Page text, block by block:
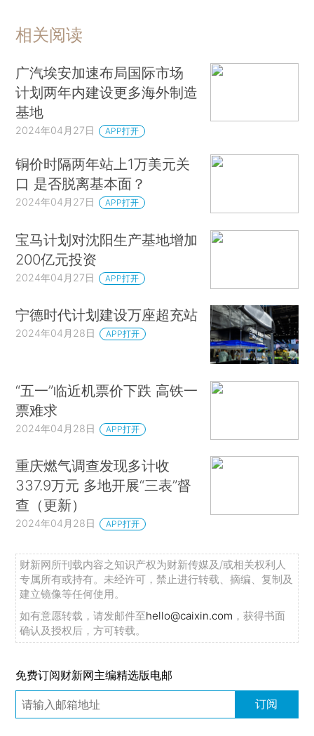
相关阅读
广汽埃安加速布局国际市场
计划两年内建设更多海外制造
基地
2024年04月27日 APP打开
铜价时隔两年站上1万美元关
口 是否脱离基本面？
2024年04月27日 APP打开
宝马计划对沈阳生产基地增加
200亿元投资
2024年04月27日 APP打开
宁德时代计划建设万座超充站
2024年04月28日 APP打开
“五一”临近机票价下跌 高铁一
票难求
2024年04月28日 APP打开
重庆燃气调查发现多计收
337.9万元 多地开展“三表”督
查（更新）
2024年04月28日 APP打开
财新网所刊载内容之知识产权为财新传媒及/或相关权利人
专属所有或持有。未经许可，禁止进行转载、摘编、复制及
建立镜像等任何使用。
如有意愿转载，请发邮件至hello@caixin.com ，获得书面
确认及授权后，方可转载。
免费订阅财新网主编精选版电邮
订阅